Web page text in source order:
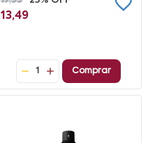
13,49
1 Comprar